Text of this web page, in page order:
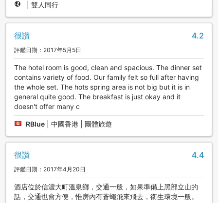
雙人同行
很讚 4.2
評鑑日期：2017年5月5日
The hotel room is good, clean and spacious. The dinner set
contains variety of food. Our family felt so full after having
the whole set. The hots spring area is not big but it is in
general quite good. The breakfast is just okay and it
doesn't offer many c
RBlue 中國香港 | 團體旅遊
很讚 4.4
評鑑日期：2017年4月20日
酒店位於信濃大町溫泉鄉，交通一般，如果準備上黑部立山的
話，交通也會方便，惟房內有蒼蠅飛來飛去，衞生環境一般。